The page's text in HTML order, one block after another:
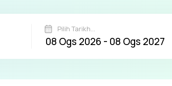
Pilih Tarikh...